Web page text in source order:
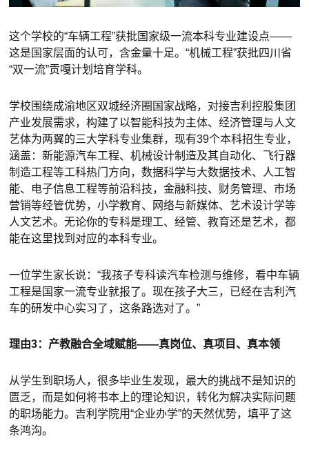
这个学校的“车辆工程”获批国家级一流本科专业建设点——
这是国家层面的认可，含金量十足。“机械工程”获批四川省
“双一流”贡嘎计划培育学科。
学校围绕成渝地区双城经济圈国家战略，对接吉利控股集团
产业发展需求，构建了以智能科技为主体、经济管理与人文
艺体为两翼的三大学科专业集群，现有39个本科招生专业，
涵盖：新能源汽车工程、机械设计制造及其自动化、飞行器
制造工程等工科热门方向，数据科学与大数据技术、人工智
能、电子信息工程等前沿科技，金融科技、财务管理、市场
营销等经管优势，小学教育、网络与新媒体、艺术设计学等
人文艺术。无论你的专科是理工、经管、教育还是艺术，都
能在这里找到对应的本科专业。
一位学生家长说：“我孩子专科读汽车检测与维修，看中车辆
工程是国家一流专业就报了。现在孩子大三，已经在吉利汽
车的研发中心实习了，这条路选对了。”
理由3：产教融合全域赋能——真岗位、真项目、真本领
从学生到职场人，很多毕业生发现，最大的挑战不是知识的
匮乏，而是如何将书本上的理论知识，转化为解决实际问题
的职场能力。吉利学院用“企业办学”的天然优势，填平了这
条鸿沟。